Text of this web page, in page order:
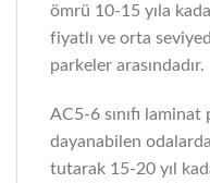
ömrü 10-15 yıla
fiyatlı ve orta
parkeler arasındadır.
AC5-6 sınıfı
dayanabilen
tutarak 15-20 yıl